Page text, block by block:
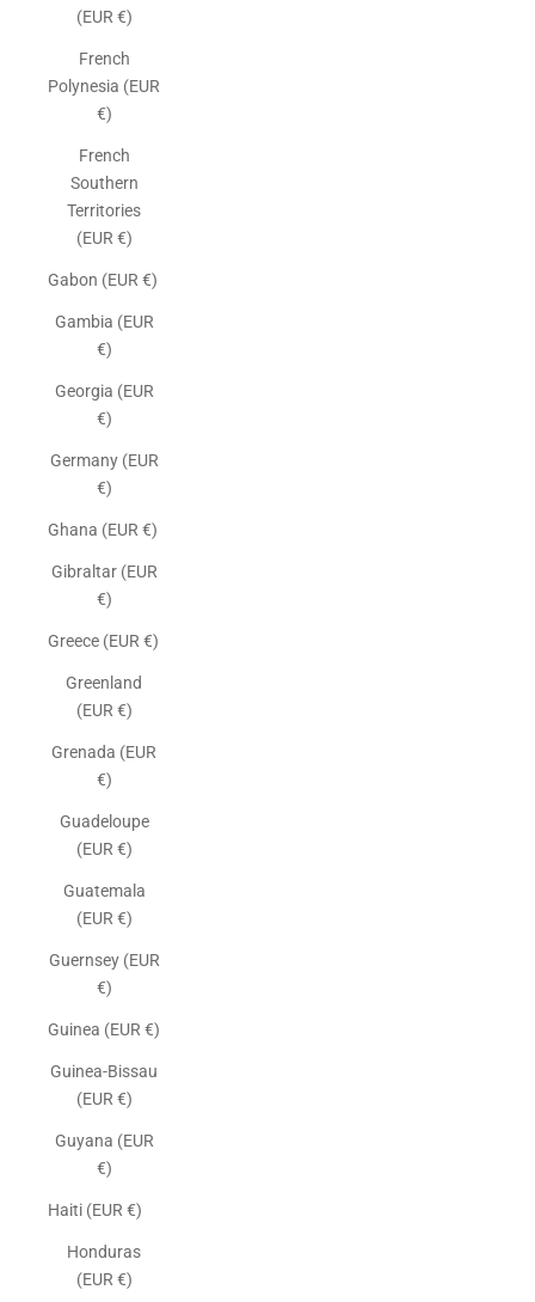
(EUR €)
French
Polynesia (EUR
€)
French
Southern
Territories
(EUR €)
Gabon (EUR €)
Gambia (EUR
€)
Georgia (EUR
€)
Germany (EUR
€)
Ghana (EUR €)
Gibraltar (EUR
€)
Greece (EUR €)
Greenland
(EUR €)
Grenada (EUR
€)
Guadeloupe
(EUR €)
Guatemala
(EUR €)
Guernsey (EUR
€)
Guinea (EUR €)
Guinea-Bissau
(EUR €)
Guyana (EUR
€)
Haiti (EUR €)
Honduras
(EUR €)